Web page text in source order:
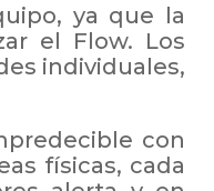
ya que la
el Flow. Los
individuales,
con
físicas, cada